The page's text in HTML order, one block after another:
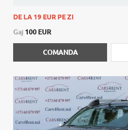
DE LA 19 EUR PE ZI
Gaj 100 EUR
COMANDA